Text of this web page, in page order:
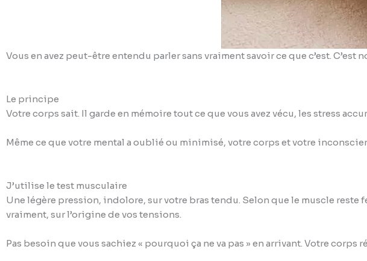
Vous en avez peut-être entendu parler sans vraiment savoir ce que c’est.
Le principe
Votre corps sait. Il garde en mémoire tout ce que vous avez vécu, les stress
Même ce que votre mental a oublié ou minimisé, votre corps et votre
J’utilise le test musculaire
Une légère pression, indolore, sur votre bras tendu. Selon que le muscle reste
vraiment, sur l’origine de vos tensions.
Pas besoin que vous sachiez « pourquoi ça ne va pas » en arrivant. Votre corps